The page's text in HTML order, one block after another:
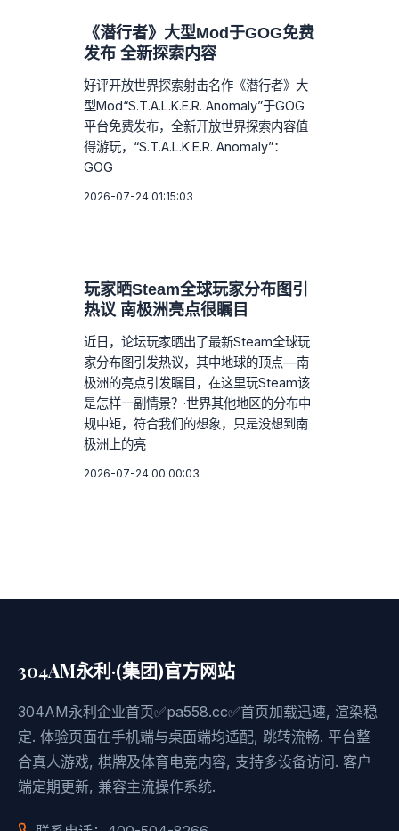
《潜行者》大型Mod于GOG免费
发布 全新探索内容
好评开放世界探索射击名作《潜行者》大
型Mod“S.T.A.L.K.E.R. Anomaly”于GOG
平台免费发布，全新开放世界探索内容值
得游玩，“S.T.A.L.K.E.R. Anomaly”：
GOG
2026-07-24 01:15:03
玩家晒Steam全球玩家分布图引
热议 南极洲亮点很瞩目
近日，论坛玩家晒出了最新Steam全球玩
家分布图引发热议，其中地球的顶点—南
极洲的亮点引发瞩目，在这里玩Steam该
是怎样一副情景？·世界其他地区的分布中
规中矩，符合我们的想象，只是没想到南
极洲上的亮
2026-07-24 00:00:03
304AM永利·(集团)官方网站
304AM永利企业首页✅pa558.cc✅首页加载迅速, 渲染稳
定. 体验页面在手机端与桌面端均适配, 跳转流畅. 平台整
合真人游戏, 棋牌及体育电竞内容, 支持多设备访问. 客户
端定期更新, 兼容主流操作系统.